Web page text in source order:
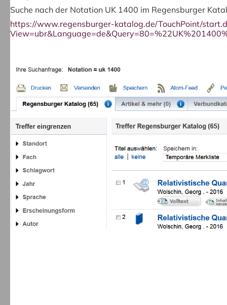
Suche nach der Notation UK 1400 im Regensburger
https://www.regensburger-katalog.de/TouchPoint/